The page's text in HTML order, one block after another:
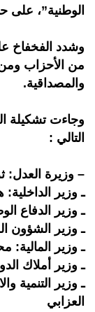
الوطنية”، على
وشدد الفخفاخ
من الأحزاب ومن
والمصداقية.
وجاءت تشكيلة
التالي :
– وزيرة العدل:
ـ وزير
ـ وزير الدفاع
ـ وزير الشؤون
ـ وزير المالية:
ـ وزير أملاك
ـ وزير التنمية
العزابي